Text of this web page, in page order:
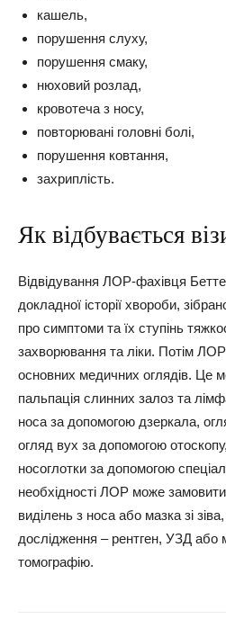
кашель,
порушення слуху,
порушення смаку,
нюховий розлад,
кровотеча з носу,
повторювані головні болі,
порушення ковтання,
захриплість.
Як відбувається
Відвідування ЛОР-фахівця
докладної історії хвороби,
про симптоми та їх ступінь
захворювання та ліки. Потім
основних медичних оглядів. Це
пальпація слинних залоз та
носа за допомогою дзеркала,
огляд вух за допомогою
носоглотки за допомогою
необхідності ЛОР може
виділень з носа або мазка зі зіва,
дослідження – рентген, УЗД або
томографію.